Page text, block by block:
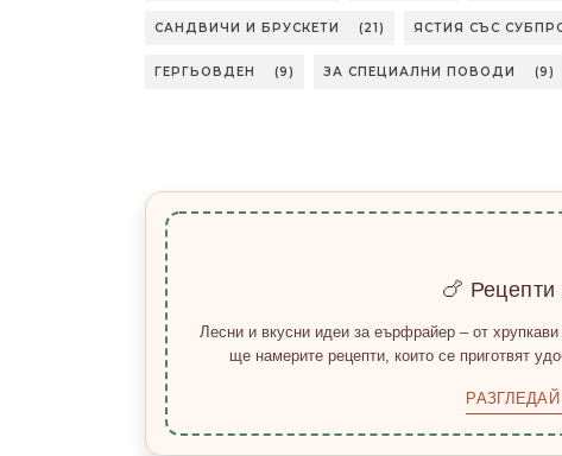
САНДВИЧИ И БРУСКЕТИ (21) ЯСТИЯ СЪС
ГЕРГЬОВДЕН (9) ЗА СПЕЦИАЛНИ ПОВОДИ (9)
🍗
Лесни и вкусни идеи за еърфрайер – от
ще намерите рецепти, които се приготвят